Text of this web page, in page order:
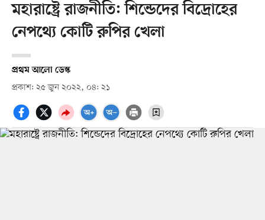
মহারাষ্ট্রে রাজনীতি: শিন্ডেদের বিদ্রোহের
নেপথ্যে কোটি রুপির খেলা
প্রথম আলো ডেস্ক
প্রকাশ: ২৫ জুন ২০২২, ০৪: ২১